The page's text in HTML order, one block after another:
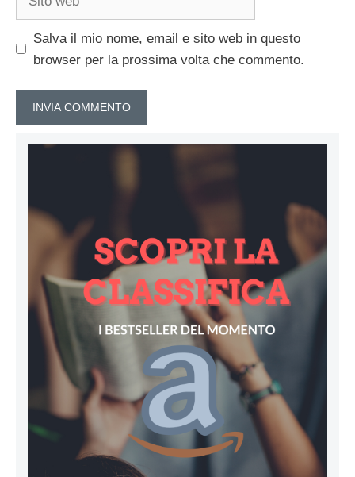
Salva il mio nome, email e sito web in questo
browser per la prossima volta che commento.